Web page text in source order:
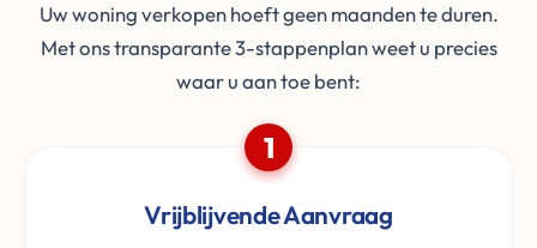
Uw woning verkopen hoeft geen maanden te duren.
Met ons transparante 3-stappenplan weet u precies
waar u aan toe bent:
1
Vrijblijvende Aanvraag